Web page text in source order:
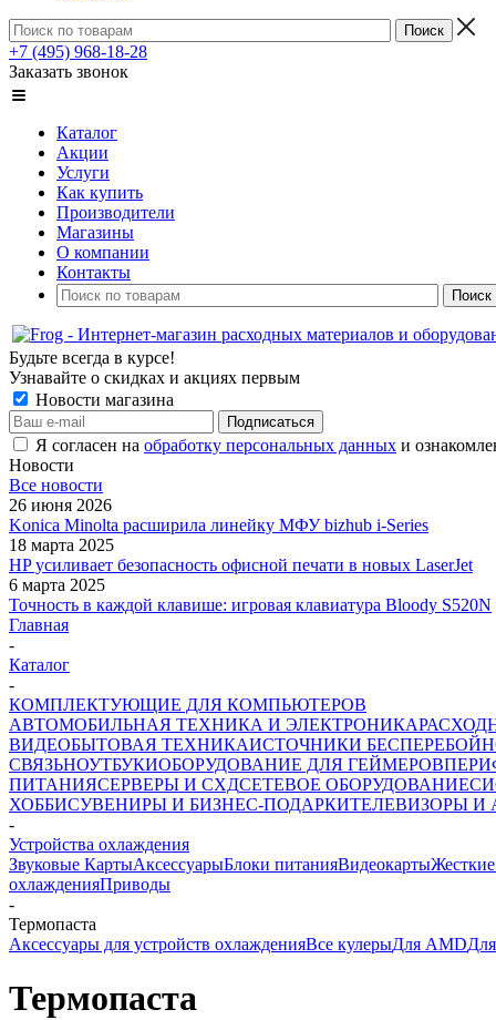
+7 (495) 968-18-28
Заказать звонок
Каталог
Акции
Услуги
Как купить
Производители
Магазины
О компании
Контакты
Будьте всегда в курсе!
Узнавайте о скидках и акциях первым
Новости магазина
Я согласен на обработку персональных данных и
Новости
Все новости
26 июня 2026
Konica Minolta расширила линейку МФУ bizhub i-Series
18 марта 2025
HP усиливает безопасность офисной печати в новых LaserJet
6 марта 2025
Точность в каждой клавише: игровая клавиатура Bloody S520N
Главная
-
Каталог
-
КОМПЛЕКТУЮЩИЕ ДЛЯ КОМПЬЮТЕРОВ
АВТОМОБИЛЬНАЯ ТЕХНИКА И ЭЛЕКТРОНИКА
ВИДЕОБЫТОВАЯ ТЕХНИКАИСТОЧНИКИ
СВЯЗЬНОУТБУКИОБОРУДОВАНИЕ ДЛЯ ГЕЙМЕРОВ
ПИТАНИЯСЕРВЕРЫ И СХДСЕТЕВОЕ ОБОРУДОВАНИЕ
ХОББИСУВЕНИРЫ И БИЗНЕС-ПОДАРКИТЕЛЕВИЗОРЫ И
-
Устройства охлаждения
Звуковые КартыАксессуарыБлоки питанияВидеокарты
охлажденияПриводы
-
Термопаста
Аксессуары для устройств охлажденияВсе кулерыДля AMD
Термопаста